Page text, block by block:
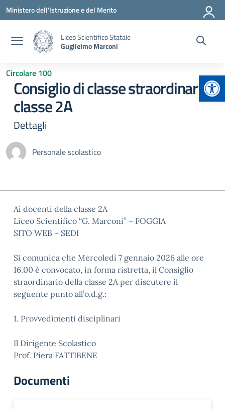
Vai ai contenuti
Vai al menu di navigazione
Vai al footer
Ministero dell'Istruzione e del Merito
Liceo Scientifico Statale
Guglielmo Marconi
Circolare 100
Consiglio di classe straordinario
classe 2A
Dettagli
Personale scolastico
Ai docenti della classe 2A
Liceo Scientifico “G. Marconi” – FOGGIA
SITO WEB – SEDI
Si comunica che Mercoledì 7 gennaio 2026 alle ore
16.00 è convocato, in forma ristretta, il Consiglio
straordinario della classe 2A per discutere il
seguente punto all’o.d.g.:
1. Provvedimenti disciplinari
Il Dirigente Scolastico
Prof. Piera FATTIBENE
Documenti